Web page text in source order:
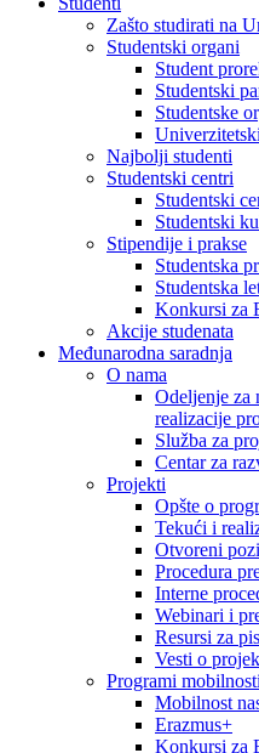
Zašto studirati na
Studentski organi
Student
Studentski
Studentske
Najbolji studenti
Studentski centri
Studentski
Studentski
Stipendije i prakse
Studentska
Studentska
Konkursi za
Akcije studenata
Međunarodna saradnja
O nama
Odeljenje za
realizacije
Služba za
Centar za
Projekti
Opšte o
Tekući i
Otvoreni
Procedura
Interne
Webinari i
Resursi za
Vesti o
Programi mobilnosti
Mobilnost
Erazmus+
Konkursi za